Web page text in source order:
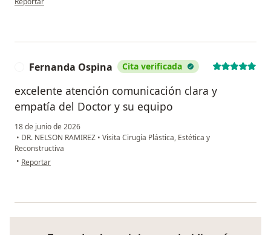
Fernanda Ospina Cita verificada
excelente atención comunicación clara y
empatía del Doctor y su equipo
18 de junio de 2026
• DR. NELSON RAMIREZ • Visita Cirugía Plástica, Estética y
Reconstructiva
• en opinión del usuario Fernanda Ospina
Reportar